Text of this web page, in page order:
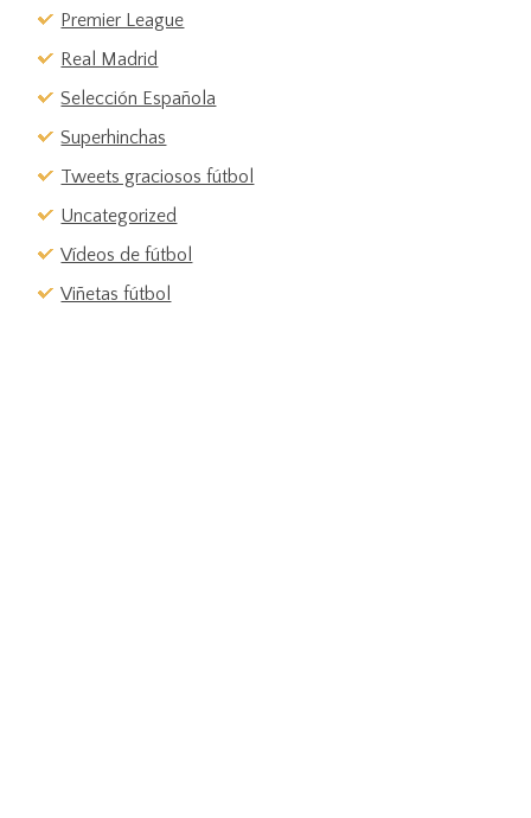
Premier League
Real Madrid
Selección Española
Superhinchas
Tweets graciosos fútbol
Uncategorized
Vídeos de fútbol
Viñetas fútbol